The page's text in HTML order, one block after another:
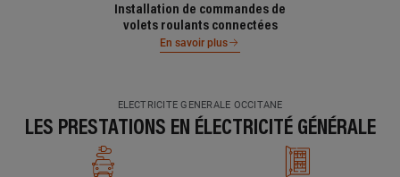
Installation de commandes de
volets roulants connectées
En savoir plus
ELECTRICITE GENERALE OCCITANE
LES PRESTATIONS EN ÉLECTRICITÉ GÉNÉRALE